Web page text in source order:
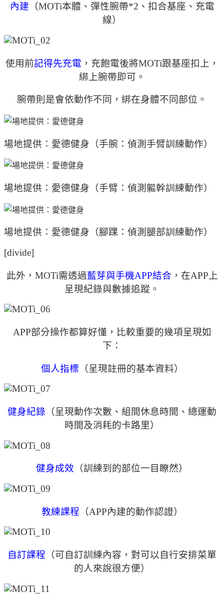
內建 （MOTi本體、彈性腕帶*2、扣合基座、充電
線）
使用前記得先充電 ，充飽電後將MOTi跟基座扣上，
綁上腕帶即可。
腕帶則是會依動作不同，綁在身體不同部位。
場地提供：愛德健身（手腕：偵測手臂訓練動作）
場地提供：愛德健身（手臂：偵測軀幹訓練動作）
場地提供：愛德健身（腳踝：偵測腿部訓練動作）
[divide]
此外，MOTi需透過藍芽與手機APP結合 ，在APP上
呈現紀錄與數據追蹤。
APP部分操作都算好懂，比較重要的幾項呈現如
下：
個人指標 （呈現註冊的基本資料）
健身紀錄 （呈現動作次數、組間休息時間、總運動
時間及消耗的卡路里）
健身成效 （訓練到的部位一目瞭然）
教練課程 （APP內建的動作認證）
自訂課程 （可自訂訓練內容，對可以自行安排菜單
的人來說很方便）